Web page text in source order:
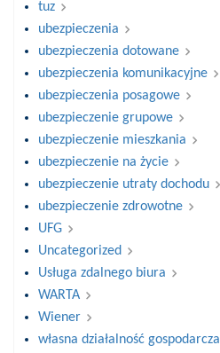
tuz
ubezpieczenia
ubezpieczenia dotowane
ubezpieczenia komunikacyjne
ubezpieczenia posagowe
ubezpieczenie grupowe
ubezpieczenie mieszkania
ubezpieczenie na życie
ubezpieczenie utraty dochodu
ubezpieczenie zdrowotne
UFG
Uncategorized
Usługa zdalnego biura
WARTA
Wiener
własna działalność gospodarcza